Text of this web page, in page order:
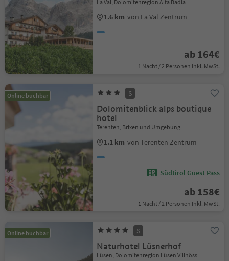
La Val, Dolomitenregion Alta Badia
1.6 km von La Val Zentrum
ab 164€
1 Nacht / 2 Personen Inkl. MwSt.
Online buchbar S
Dolomitenblick alps boutique
hotel
Terenten, Brixen und Umgebung
1.1 km von Terenten Zentrum
Südtirol Guest Pass
ab 158€
1 Nacht / 2 Personen Inkl. MwSt.
Online buchbar S
Naturhotel Lüsnerhof
Lüsen, Dolomitenregion Lüsen Villnöss